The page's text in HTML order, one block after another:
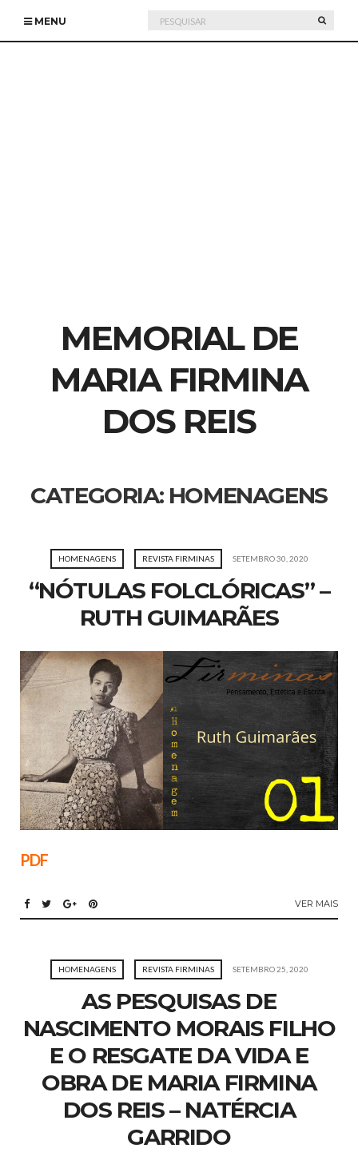
MENU
Pesquisar
por:
MEMORIAL DE
MARIA FIRMINA
DOS REIS
CATEGORIA: HOMENAGENS
HOMENAGENS REVISTA FIRMINAS SETEMBRO 30, 2020
“NÓTULAS FOLCLÓRICAS” –
RUTH GUIMARÃES
PDF
VER MAIS
HOMENAGENS REVISTA FIRMINAS SETEMBRO 25, 2020
AS PESQUISAS DE
NASCIMENTO MORAIS FILHO
E O RESGATE DA VIDA E
OBRA DE MARIA FIRMINA
DOS REIS – NATÉRCIA
GARRIDO